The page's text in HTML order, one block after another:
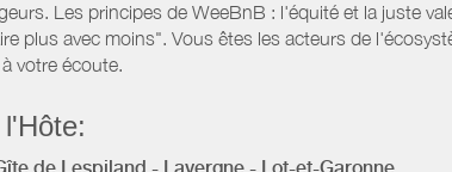
Les principes de WeeBnB : l'équité et la juste
plus avec moins". Vous êtes les acteurs de
votre écoute.